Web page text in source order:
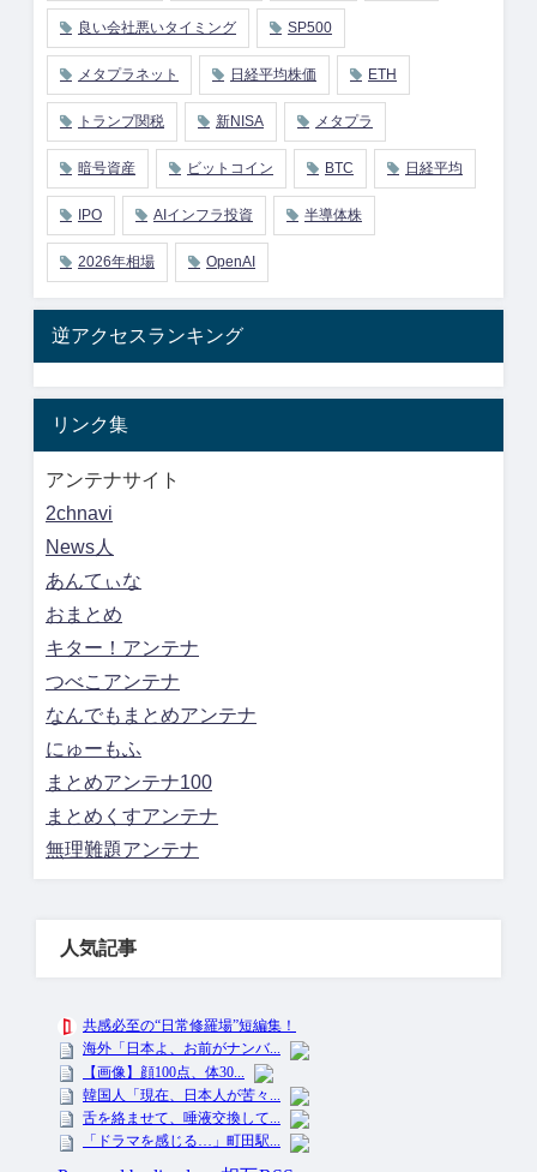
良い会社悪いタイミング SP500
メタプラネット 日経平均株価 ETH
トランプ関税 新NISA メタプラ
暗号資産 ビットコイン BTC 日経平均
IPO AIインフラ投資 半導体株
2026年相場 OpenAI
逆アクセスランキング
リンク集
アンテナサイト
2chnavi
News人
あんてぃな
おまとめ
キター！アンテナ
つべこアンテナ
なんでもまとめアンテナ
にゅーもふ
まとめアンテナ100
まとめくすアンテナ
無理難題アンテナ
人気記事